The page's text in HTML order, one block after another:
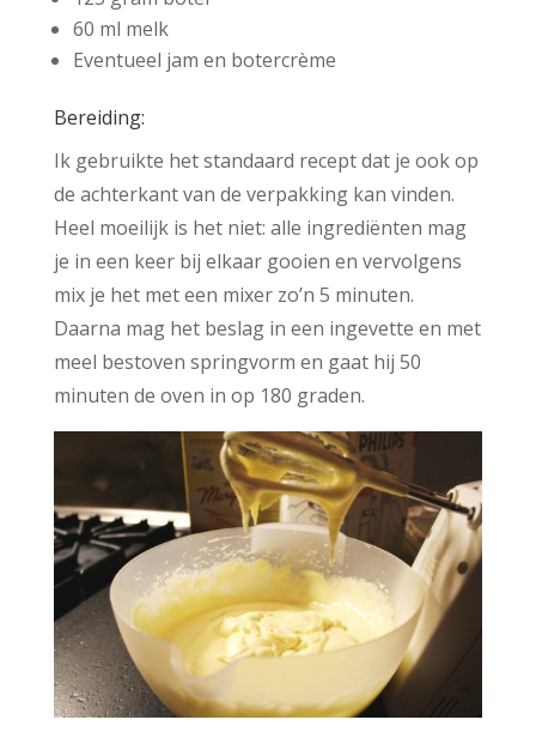
60 ml melk
Eventueel jam en botercrème
Bereiding:
Ik gebruikte het standaard recept dat je ook op
de achterkant van de verpakking kan vinden.
Heel moeilijk is het niet: alle ingrediënten mag
je in een keer bij elkaar gooien en vervolgens
mix je het met een mixer zo’n 5 minuten.
Daarna mag het beslag in een ingevette en met
meel bestoven springvorm en gaat hij 50
minuten de oven in op 180 graden.